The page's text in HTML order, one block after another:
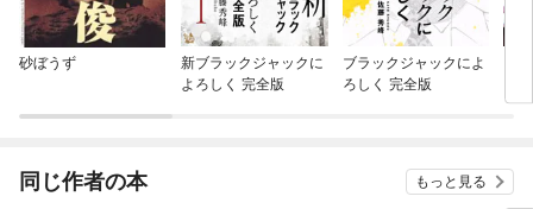
砂ぼうず
新ブラックジャックに
よろしく 完全版
ブラックジャックによ
ろしく 完全版
同じ作者の本 もっと見る